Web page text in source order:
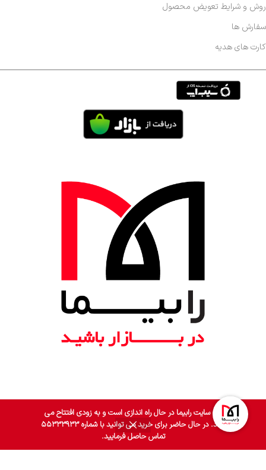
وب سایت رابیما در حال راه اندازی است و به زودی افتتاح می
گردد. در حال حاضر برای خرید می توانید با شماره ۵۵۳۳۳۹۳۳
تماس حاصل فرمایید.
روش و شرایط تعویض محصول
سفارش ها
کارت های هدیه
0